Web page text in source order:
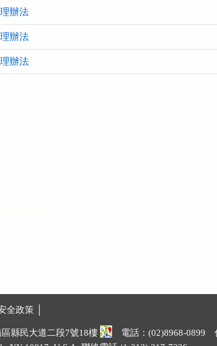
辦法
辦法
辦法
全政策 │
縣民大道二段7號18樓
電話：(02)8968-0899